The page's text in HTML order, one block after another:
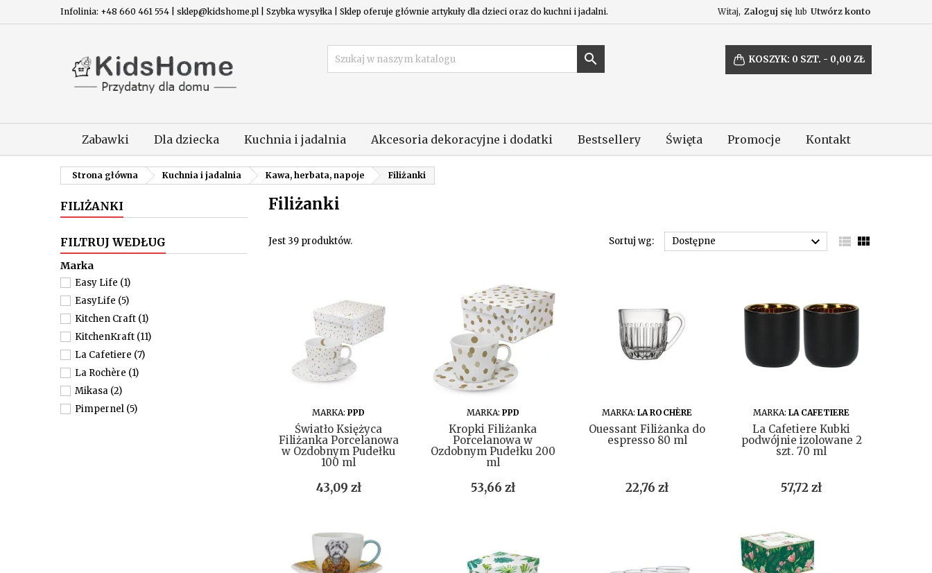
Infolinia: +48 660 461 554 | sklep@kidshome.pl | Szybka wysyłka | Sklep oferuje głównie artykuły dla dzieci oraz do kuchni i jadalni. Witaj, Zaloguj się lub Utwórz konto
KOSZYK: 0 SZT. - 0,00 ZŁ

Zabawki Dla dziecka Kuchnia i jadalnia Akcesoria dekoracyjne i dodatki Bestsellery Święta Promocje Kontakt
Strona główna Kuchnia i jadalnia Kawa, herbata, napoje Filiżanki
FILIŻANKI
FILTRUJ WEDŁUG
Marka
Easy Life (1)
EasyLife (5)
Kitchen Craft (1)
KitchenKraft (11)
La Cafetiere (7)
La Rochère (1)
Mikasa (2)
Pimpernel (5)
Filiżanki
Jest 39 produktów. Sortuj wg: Dostępne   
DO KOSZYKA
MARKA:PPD
Światło Księżyca
Filiżanka Porcelanowa
w Ozdobnym Pudełku
100 ml
Cena
43,09 zł
DO KOSZYKA
MARKA: PPD
Kropki Filiżanka
Porcelanowa w
Ozdobnym Pudełku 200
ml
Cena
53,66 zł
DO KOSZYKA
MARKA:LA ROCHÈRE
Ouessant Filiżanka do
espresso 80 ml
Cena
22,76 zł
DO KOSZYKA
MARKA:LA CAFETIERE
La Cafetiere Kubki
podwójnie izolowane 2
szt. 70 ml
Cena
57,72 zł